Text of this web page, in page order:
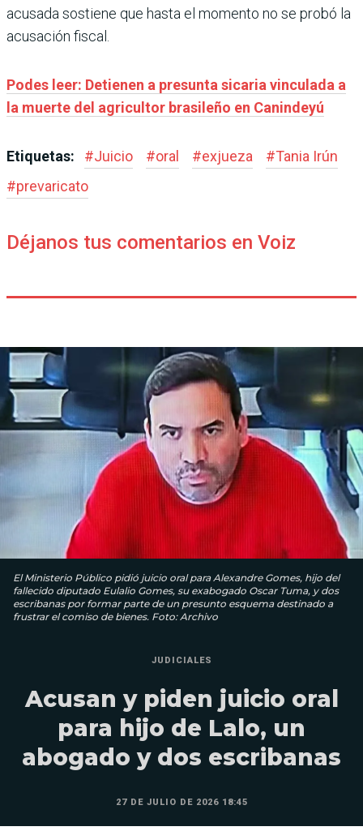
acusada sostiene que hasta el momento no se probó la
acusación fiscal.
Podes leer: Detienen a presunta sicaria vinculada a
la muerte del agricultor brasileño en Canindeyú
Etiquetas: #Juicio #oral #exjueza #Tania Irún
#prevaricato
Déjanos tus comentarios en Voiz
El Ministerio Público pidió juicio oral para Alexandre Gomes, hijo del
fallecido diputado Eulalio Gomes, su exabogado Oscar Tuma, y dos
escribanas por formar parte de un presunto esquema destinado a
frustrar el comiso de bienes. Foto: Archivo
JUDICIALES
Acusan y piden juicio oral
para hijo de Lalo, un
abogado y dos escribanas
27 DE JULIO DE 2026 18:45